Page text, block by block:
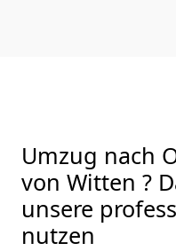
Umzug nach
von Witten ?
unsere
nutzen